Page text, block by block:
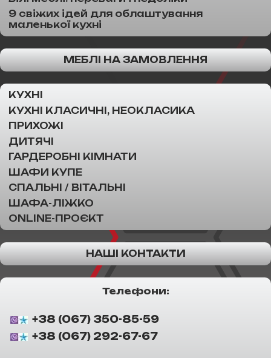
9 свіжих ідей для облаштування
маленької кухні
МЕБЛІ НА ЗАМОВЛЕННЯ
КУХНІ
КУХНІ КЛАСИЧНІ, НЕОКЛАСИКА
ПРИХОЖІ
ДИТЯЧІ
ГАРДЕРОБНІ КІМНАТИ
ШАФИ КУПЕ
СПАЛЬНІ / ВІТАЛЬНІ
ШАФА-ЛІЖКО
ONLINE-ПРОЄКТ
НАШІ КОНТАКТИ
Телефони:
+38 (067) 350-85-59
+38 (067) 292-67-67